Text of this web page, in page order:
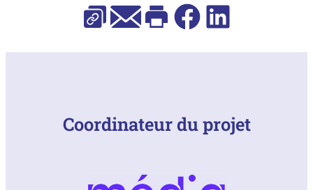
Copier l’URL
E-mailImprimerFacebookLinkedIn
Coordinateur du projet